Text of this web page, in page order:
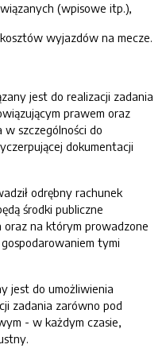
(wpisowe itp.),
wyjazdów na mecze.
jest do realizacji zadania
prawem oraz
w szczególności do
dokumentacji
odrębny rachunek
środki publiczne
oraz na którym prowadzone
tymi
jest do umożliwienia
zadania zarówno pod
- w każdym czasie,